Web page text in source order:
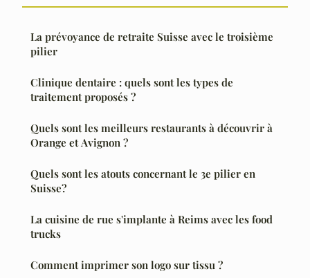
La prévoyance de retraite Suisse avec le troisième
pilier
Clinique dentaire : quels sont les types de
traitement proposés ?
Quels sont les meilleurs restaurants à découvrir à
Orange et Avignon ?
Quels sont les atouts concernant le 3e pilier en
Suisse?
La cuisine de rue s'implante à Reims avec les food
trucks
Comment imprimer son logo sur tissu ?